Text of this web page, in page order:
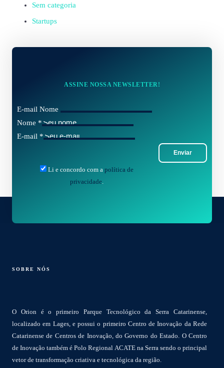
Sem categoria
Startups
ASSINE NOSSA NEWSLETTER!
E-mail Nome
Nome *
E-mail *
Enviar
Li e concordo com a política de
privacidade
SOBRE NÓS
O Orion é o primeiro Parque Tecnológico da Serra Catarinense,
localizado em Lages, e possui o primeiro Centro de Inovação da Rede
Catarinense de Centros de Inovação, do Governo do Estado. O Centro
de Inovação também é Polo Regional ACATE na Serra sendo o principal
vetor de transformação criativa e tecnológica da região.